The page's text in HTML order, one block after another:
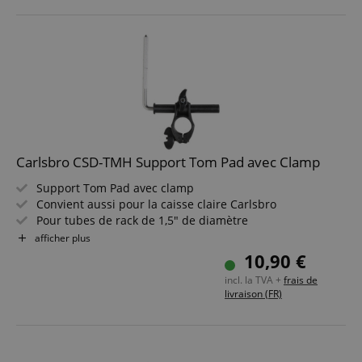
Carlsbro CSD-TMH Support Tom Pad avec Clamp
Support Tom Pad avec clamp
Convient aussi pour la caisse claire Carlsbro
Pour tubes de rack de 1,5" de diamètre
Diamètre L-Rod : 10 mm (0,4")
afficher plus
10,90 €
incl. la TVA + frais de
livraison (FR)